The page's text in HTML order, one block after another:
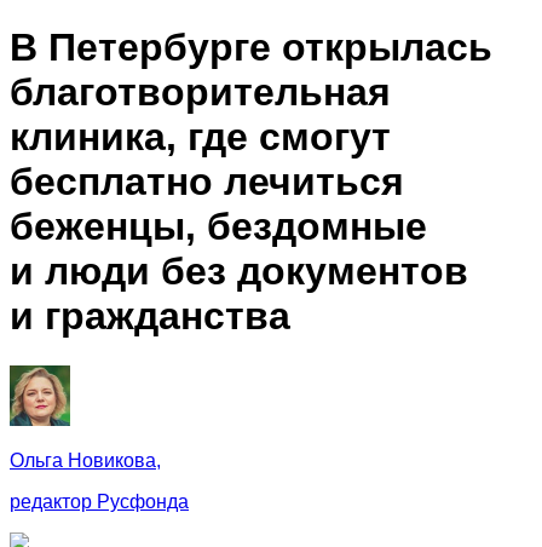
В Петербурге открылась
благотворительная
клиника, где смогут
бесплатно лечиться
беженцы, бездомные
и люди без документов
и гражданства
Ольга Новикова,
редактор Русфонда